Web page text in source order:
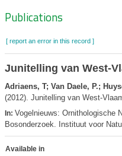
Zoeknavigatie
Publications
[ report an error in this record ]
Junitelling van West-
Adriaens, T; Van Daele, P.;
(2012). Junitelling van West-
In: Vogelnieuws: Ornithologische
Bosonderzoek. Instituut voor
Available in